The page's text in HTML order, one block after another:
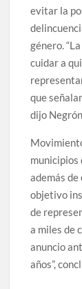
evitar la
género.
cuidar a
que
dijo
municipios
además
objetivo
de
a miles de
anuncio
años”,